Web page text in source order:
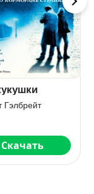
Дурная кровь
Роберт Гэлбрейт
Скачать